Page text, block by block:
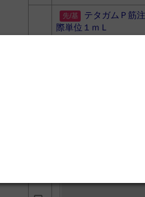
テタガムＰ筋
際単位１ｍＬ